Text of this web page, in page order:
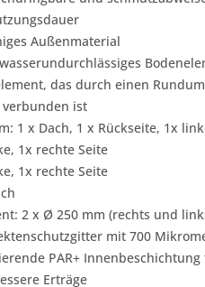
Außenmaterial
das durch einen
ist
1 x Dach, 1 x Rückseite, 1x
1x rechte Seite
1x rechte Seite
2 x Ø 250 mm (rechts und
mit 700
PAR+
Erträge